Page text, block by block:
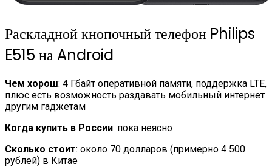
Раскладной кнопочный телефон Philips
E515 на Android
Чем хорош: 4 Гбайт оперативной памяти, поддержка LTE,
плюс есть возможность раздавать мобильный интернет
другим гаджетам
Когда купить в России: пока неясно
Сколько стоит: около 70 долларов (примерно 4 500
рублей) в Китае